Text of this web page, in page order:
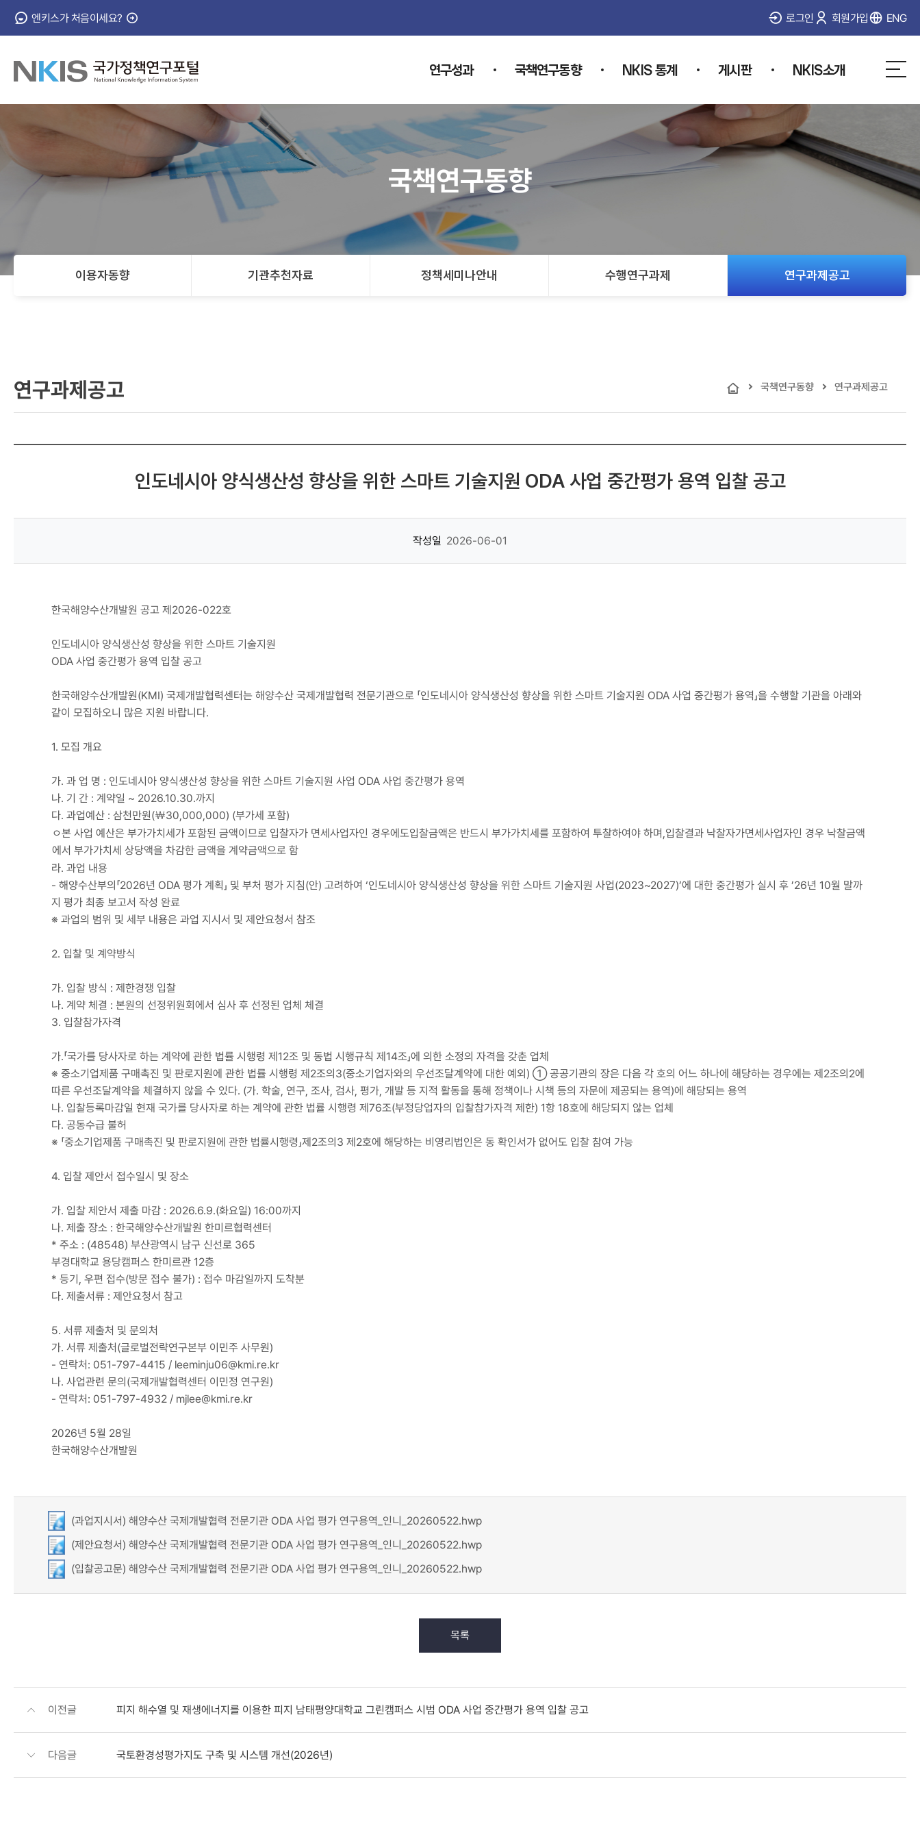
NKIS
국
정
연
구
로그인 회원가입 ENG
엔키스가 처음이세요?
연구성과 국책연구동향 NKIS 통계 게시판 NKIS소개
사
국책연구동향
이용자동향 기관추천자료 정책세미나안내 수행연구과제 연구과제공고
연구과제공고
홈
국책연구동향 연구과제공고
인도네시아 양식생산성 향상을 위한 스마트 기술지원 ODA 사업 중간평가 용역 입찰 공고
작성일 2026-06-01
한국해양수산개발원 공고 제2026-022호
인도네시아 양식생산성 향상을 위한 스마트 기술지원
ODA 사업 중간평가 용역 입찰 공고
한국해양수산개발원(KMI) 국제개발협력센터는 해양수산 국제개발협력 전문기관으로 「인도네시아 양식생산성 향상을 위한 스마트 기술지원 ODA 사업 중간평가 용역」을 수행할 기관을 아래와
같이 모집하오니 많은 지원 바랍니다.
1. 모집 개요
가. 과 업 명 : 인도네시아 양식생산성 향상을 위한 스마트 기술지원 사업 ODA 사업 중간평가 용역
나. 기 간 : 계약일 ~ 2026.10.30.까지
다. 과업예산 : 삼천만원(￦30,000,000) (부가세 포함)
ㅇ본 사업 예산은 부가가치세가 포함된 금액이므로 입찰자가 면세사업자인 경우에도입찰금액은 반드시 부가가치세를 포함하여 투찰하여야 하며,입찰결과 낙찰자가면세사업자인 경우 낙찰금액
에서 부가가치세 상당액을 차감한 금액을 계약금액으로 함
라. 과업 내용
- 해양수산부의「2026년 ODA 평가 계획」 및 부처 평가 지침(안) 고려하여 ‘인도네시아 양식생산성 향상을 위한 스마트 기술지원 사업(2023~2027)’에 대한 중간평가 실시 후 ’26년 10월 말까
지 평가 최종 보고서 작성 완료
※ 과업의 범위 및 세부 내용은 과업 지시서 및 제안요청서 참조
2. 입찰 및 계약방식
가. 입찰 방식 : 제한경쟁 입찰
나. 계약 체결 : 본원의 선정위원회에서 심사 후 선정된 업체 체결
3. 입찰참가자격
가.「국가를 당사자로 하는 계약에 관한 법률 시행령 제12조 및 동법 시행규칙 제14조」에 의한 소정의 자격을 갖춘 업체
※ 중소기업제품 구매촉진 및 판로지원에 관한 법률 시행령 제2조의3(중소기업자와의 우선조달계약에 대한 예외) ① 공공기관의 장은 다음 각 호의 어느 하나에 해당하는 경우에는 제2조의2에
따른 우선조달계약을 체결하지 않을 수 있다. (가. 학술, 연구, 조사, 검사, 평가, 개발 등 지적 활동을 통해 정책이나 시책 등의 자문에 제공되는 용역)에 해당되는 용역
나. 입찰등록마감일 현재 국가를 당사자로 하는 계약에 관한 법률 시행령 제76조(부정당업자의 입찰참가자격 제한) 1항 18호에 해당되지 않는 업체
다. 공동수급 불허
※ 「중소기업제품 구매촉진 및 판로지원에 관한 법률시행령」제2조의3 제2호에 해당하는 비영리법인은 동 확인서가 없어도 입찰 참여 가능
4. 입찰 제안서 접수일시 및 장소
가. 입찰 제안서 제출 마감 : 2026.6.9.(화요일) 16:00까지
나. 제출 장소 : 한국해양수산개발원 한미르협력센터
* 주소 : (48548) 부산광역시 남구 신선로 365
부경대학교 용당캠퍼스 한미르관 12층
* 등기, 우편 접수(방문 접수 불가) : 접수 마감일까지 도착분
다. 제출서류 : 제안요청서 참고
5. 서류 제출처 및 문의처
가. 서류 제출처(글로벌전략연구본부 이민주 사무원)
- 연락처: 051-797-4415 / leeminju06@kmi.re.kr
나. 사업관련 문의(국제개발협력센터 이민정 연구원)
- 연락처: 051-797-4932 / mjlee@kmi.re.kr
2026년 5월 28일
한국해양수산개발원
(과업지시서) 해양수산 국제개발협력 전문기관 ODA 사업 평가 연구용역_인니_20260522.hwp
(제안요청서) 해양수산 국제개발협력 전문기관 ODA 사업 평가 연구용역_인니_20260522.hwp
(입찰공고문) 해양수산 국제개발협력 전문기관 ODA 사업 평가 연구용역_인니_20260522.hwp
목록
이전글 피지 해수열 및 재생에너지를 이용한 피지 남태평양대학교 그린캠퍼스 시범 ODA 사업 중간평가 용역 입찰 공고
다음글 국토환경성평가지도 구축 및 시스템 개선(2026년)